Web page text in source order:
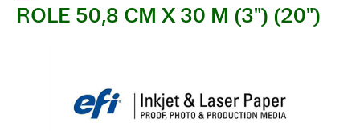
ROLE 50,8 CM X 30 M (3") (20")